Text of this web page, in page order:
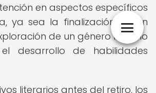
en aspectos específicos
ya sea la finalización de un
de un género literario
desarrollo de habilidades
literarios antes del retiro, los